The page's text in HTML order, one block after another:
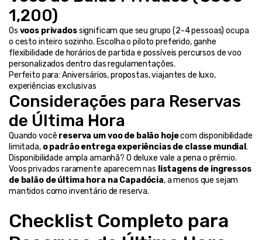
1,200)
Os voos privados significam que seu grupo (2-4 pessoas) ocupa
o cesto inteiro sozinho. Escolha o piloto preferido, ganhe
flexibilidade de horários de partida e possíveis percursos de voo
personalizados dentro das regulamentações.
Perfeito para: Aniversários, propostas, viajantes de luxo,
experiências exclusivas
Considerações para Reservas
de Última Hora
Quando você reserva um voo de balão hoje com disponibilidade
limitada, o padrão entrega experiências de classe mundial.
Disponibilidade ampla amanhã? O deluxe vale a pena o prêmio.
Voos privados raramente aparecem nas listagens de ingressos
de balão de última hora na Capadócia, a menos que sejam
mantidos como inventário de reserva.
Checklist Completo para